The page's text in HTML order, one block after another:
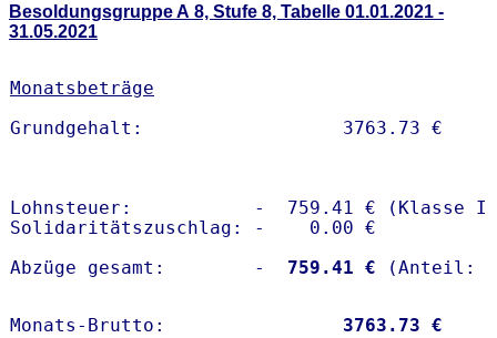
Besoldungsgruppe A 8, Stufe 8, Tabelle 01.01.2021 -
31.05.2021
Monatsbeträge
Lohnsteuer:           -  759.41 € (Klasse I)
Solidaritätszuschlag: -    0.00 €
Abzüge gesamt:        -
  759.41 €
Monats-Brutto: 3763.73 €